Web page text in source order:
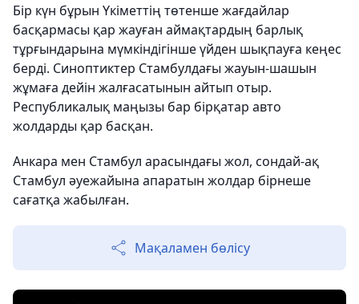
Бір күн бұрын Үкіметтің төтенше жағдайлар
басқармасы қар жауған аймақтардың барлық
тұрғындарына мүмкіндігінше үйден шықпауға кеңес
берді. Синоптиктер Стамбулдағы жауын-шашын
жұмаға дейін жалғасатынын айтып отыр.
Республикалық маңызы бар бірқатар авто
жолдарды қар басқан.
Анкара мен Стамбул арасындағы жол, сондай-ақ
Стамбул әуежайына апаратын жолдар бірнеше
сағатқа жабылған.
Мақаламен бөлісу